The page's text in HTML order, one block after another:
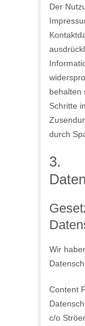
Der
behalten
Schritte
durch
3.
Wir
Content
c/o